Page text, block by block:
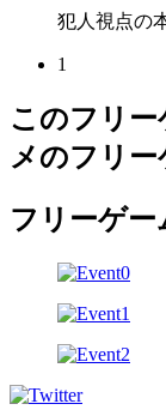
犯人視点の
1
このフリ
メのフリー
フリーゲー